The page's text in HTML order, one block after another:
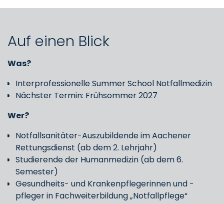
Auf einen Blick
Was?
Interprofessionelle Summer School Notfallmedizin
Nächster Termin: Frühsommer 2027
Wer?
Notfallsanitäter-Auszubildende im Aachener
Rettungsdienst (ab dem 2. Lehrjahr)
Studierende der Humanmedizin (ab dem 6.
Semester)
Gesundheits- und Krankenpflegerinnen und -
pfleger in Fachweiterbildung „Notfallpflege“